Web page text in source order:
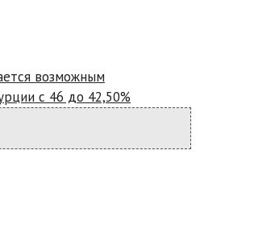
возможным
с 46 до 42,50%